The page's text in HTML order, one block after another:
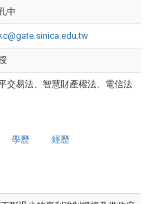
中
交易法、智慧財產權法、電信法
學歷 經歷